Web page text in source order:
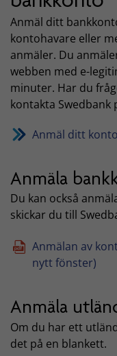
Anmäl ditt
kontohavare eller
anmäler. Du
webben med e-
minuter. Har du
kontakta Swedbank
Anmäl ditt
Anmäla
Du kan också
skickar du till
Anmälan av
nytt fönster)
Anmäla
Om du har ett
det på en blankett.